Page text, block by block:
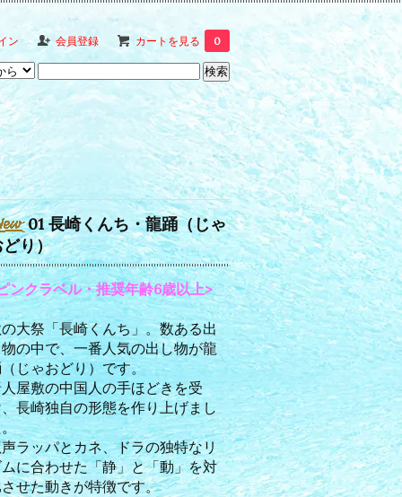
ン 会員登録 カートを見る 0
01 長崎くんち・龍踊（じゃ
り）
ンクラベル・推奨年齢6歳以上>
大祭「長崎くんち」。数ある出
の中で、一番人気の出し物が龍
じゃおどり）です。
屋敷の中国人の手ほどきを受
長崎独自の形態を作り上げまし
ラッパとカネ、ドラの独特なリ
に合わせた「静」と「動」を対
せた動きが特徴です。